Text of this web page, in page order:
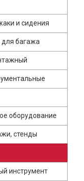
и сидения
багажа
оборудование
стенды
инструмент